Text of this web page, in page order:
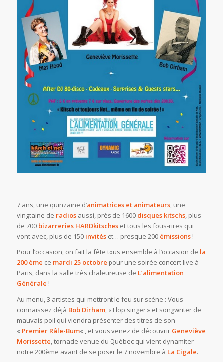
7 ans, une quinzaine d’animatrices et animateurs, une
vingtaine de radiosaussi, près de 1600 disques kitschs, plus
de 700 bizarreries HARDkitscheset tous les fous-rires qui
vont avec, plus de 150 invitéset… presque 200 émissions!
Pour l’occasion, on fait la fête tous ensemble à l’occasion de la
200 ème ce mardi 25 octobre pour une soirée concert live à
Paris, dans la salle très chaleureuse de L’alimentation
Générale !
Au menu, 3 artistes qui mettront le feu sur scène : Vous
connaissez déjà Bob Dirham, « Flop singer » et songwriter de
mauvais poil qui viendra présenter des titres de son
« Premier Râle-Bum« , et vous venez de découvrir Geneviève
Morissette, tornade venue du Québec qui vient dynamiter
notre 200ème avant de se poser le 7 novembre à La Cigale.